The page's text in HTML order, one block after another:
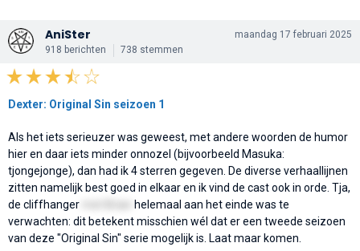
AniSter
918 berichten 738 stemmen
maandag 17 februari 2025
Dexter: Original Sin seizoen 1
Als het iets serieuzer was geweest, met andere woorden de humor
hier en daar iets minder onnozel (bijvoorbeeld Masuka:
tjongejonge), dan had ik 4 sterren gegeven. De diverse verhaallijnen
zitten namelijk best goed in elkaar en ik vind de cast ook in orde. Tja,
de cliffhanger
helemaal aan het einde was te
verwachten: dit betekent misschien wél dat er een tweede seizoen
van deze "Original Sin" serie mogelijk is. Laat maar komen.